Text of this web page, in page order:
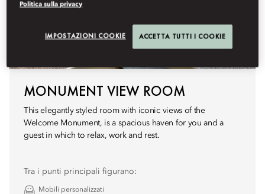
MONUMENT VIEW ROOM
This elegantly styled room with iconic views of the
Welcome Monument, is a spacious haven for you and a
guest in which to relax, work and rest.
Tra i punti principali figurano:
Mobili personalizzati
Politica sulla privacy
IMPOSTAZIONI COOKIE ACCETTA TUTTI I COOKIE